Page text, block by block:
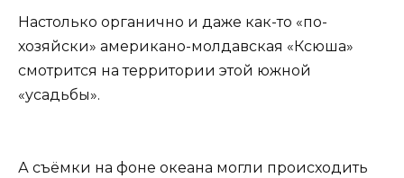
Настолько органично и даже как-то «по-
хозяйски» американо-молдавская «Ксюша»
смотрится на территории этой южной
«усадьбы».
А съёмки на фоне океана могли происходить